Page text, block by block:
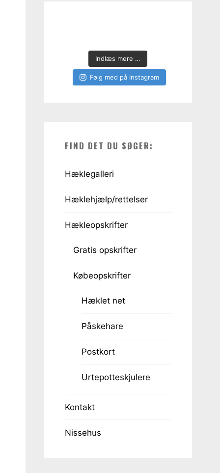
Indlæs mere …
Følg med på Instagram
FIND DET DU SØGER:
Hæklegalleri
Hæklehjælp/rettelser
Hækleopskrifter
Gratis opskrifter
Købeopskrifter
Hæklet net
Påskehare
Postkort
Urtepotteskjulere
Kontakt
Nissehus